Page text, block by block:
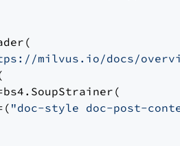
milvus.io/docs/
"doc-style doc-post-